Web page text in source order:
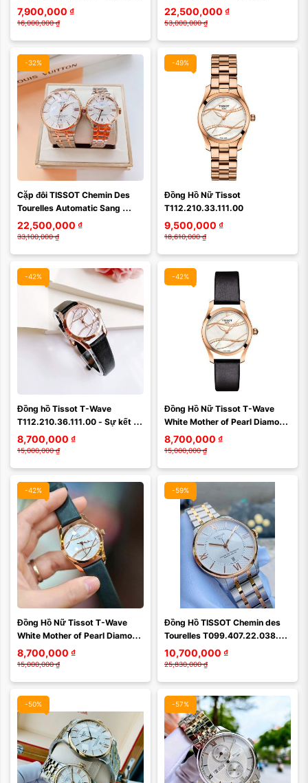
nữ tính đậm chất Thụy Sĩ dành
cho quý cô ...
7,900,000 ₫
16,000,000 ₫
T099.207.22.118.01
22,500,000 ₫
53,000,000 ₫
-32%
Cặp đôi TISSOT Chemin Des
Tourelles Automatic Sang
trọng bậc nhất hiện nay:
T099.407.22.038.01 ...
22,500,000 ₫
33,100,000 ₫
-49%
Đồng Hồ Nữ Tissot
T112.210.33.111.00
9,500,000 ₫
18,610,000 ₫
-42%
Màu mặt:
Xóa
Đồng hồ Tissot T-Wave
T112.210.36.111.00 - Sự kết
hợp hoàn hảo giữa độ chính xác
và thanh lịch
8,700,000 ₫
15,000,000 ₫
-42%
Màu mặt:
Xóa
Đồng Hồ Nữ Tissot T-Wave
White Mother of Pearl Diamond
Dial  T112.210.36.111.00
(T1122103611100) ...
8,700,000 ₫
15,000,000 ₫
-42%
Màu mặt:
Xóa
Đồng Hồ Nữ Tissot T-Wave
White Mother of Pearl Diamond
Dial  T112.210.36.111.00 Màu
Vàng Hồng
8,700,000 ₫
15,000,000 ₫
-59%
Đồng Hồ TISSOT Chemin des
Tourelles T099.407.22.038.01
– Tinh Hoa Tự Cường Thụy Sĩ
10,700,000 ₫
25,830,000 ₫
-50% -57%